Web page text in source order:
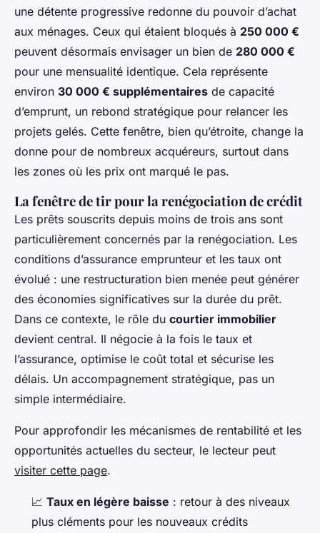
une détente progressive redonne du pouvoir d’achat
aux ménages. Ceux qui étaient bloqués à 250 000 €
peuvent désormais envisager un bien de 280 000 €
pour une mensualité identique. Cela représente
environ 30 000 € supplémentaires de capacité
d’emprunt, un rebond stratégique pour relancer les
projets gelés. Cette fenêtre, bien qu’étroite, change la
donne pour de nombreux acquéreurs, surtout dans
les zones où les prix ont marqué le pas.
La fenêtre de tir pour la renégociation de crédit
Les prêts souscrits depuis moins de trois ans sont
particulièrement concernés par la renégociation. Les
conditions d’assurance emprunteur et les taux ont
évolué : une restructuration bien menée peut générer
des économies significatives sur la durée du prêt.
Dans ce contexte, le rôle du courtier immobilier
devient central. Il négocie à la fois le taux et
l’assurance, optimise le coût total et sécurise les
délais. Un accompagnement stratégique, pas un
simple intermédiaire.
Pour approfondir les mécanismes de rentabilité et les
opportunités actuelles du secteur, le lecteur peut
visiter cette page.
📈 Taux en légère baisse : retour à des niveaux
plus cléments pour les nouveaux crédits